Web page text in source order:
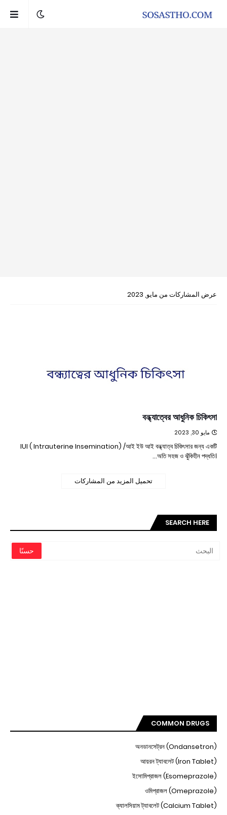
عرض المشاركات من مايو, 2023
বন্ধ্যাত্বের আধুনিক চিকিৎসা
مايو 30, 2023
IUI ( Intrauterine Insemination) /আই ইউ আই বন্ধ্যাত্ব চিকিৎসার জন্য একটি
অতি সহজ ও ঝুঁকিহীন পদ্ধতি।…
تحميل المزيد من المشاركات
SEARCH HERE
COMMON DRUGS
অনডানসেট্রন (Ondansetron)
আয়রন ট্যাবলেট (Iron Tablet)
ইসোমিপ্রাজল (Esomeprazole)
ওমিপ্রাজল (Omeprazole)
ক্যালসিয়াম ট্যাবলেট (Calcium Tablet)